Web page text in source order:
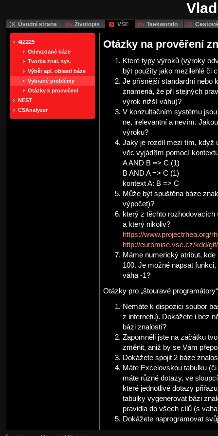
Úvodní strana Životopis VŠE Taekwondo
4IZ229
Odevzdané báze
Tvorba znal. sys.
Výběr apl. oblasti báze
Vybrané problémy
Otázky k procvičení
NEST
CSAnalyzer
Otázky na prověření
Které typy výroků (výroky
být použity jako mezilehlé či
Je přísnější standardní nebo
znamená, že při stejných
výrok nižší váhu)?
V konzultačním systému
ne, irelevantní a nevím.
výroku?
Jaký je rozdíl mezi tím, když
věc vyjádřím pomocí
A AND B => C (1)
B AND A => C (1)
kontext A: B => C
Může být spuštěna báze
výpočet)?
který z těchto
a který nikoliv?
https://www.projectrhea.org/
http://euromise.vse.cz/kdd/
Máme numerický atribut,
100. Je možné napsat
váha -1?
Otázky pro „štouravé
Nemáte k dispozici soubor
z internetu). Dokážete i bez
bázi znalostí?
Zapomněli jste na začátku
změnit, aniž by se Vám
Dokážete spojit 2 báze
Máte Excelovskou tabulku
máte různé dotazy, ve
které jednotlivé dotazy
tabulky vygenerovat bázi
pravidla do všech cílů (s
Dokážete naprogramovat